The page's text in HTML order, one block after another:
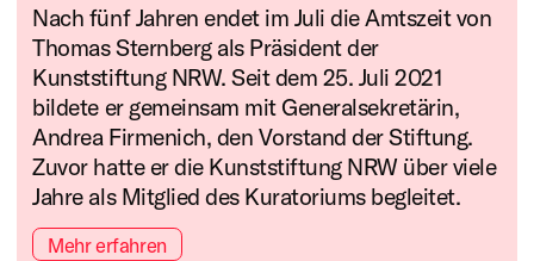
Nach fünf Jahren endet im Juli die Amtszeit von
Thomas Sternberg als Präsident der
Kunststiftung NRW. Seit dem 25. Juli 2021
bildete er gemeinsam mit Generalsekretärin,
Andrea Firmenich, den Vorstand der Stiftung.
Zuvor hatte er die Kunststiftung NRW über viele
Jahre als Mitglied des Kuratoriums begleitet.
Mehr erfahren